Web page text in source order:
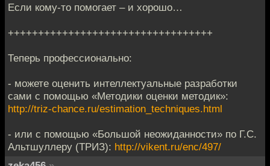
Если кому-то помогает – и хорошо…
++++++++++++++++++++++++++++++++++
Теперь профессионально:
- можете оценить интеллектуальные разработки
сами с помощью «Методики оценки методик»:
http://triz-chance.ru/estimation_techniques.html
- или с помощью «Большой неожиданности» по Г.С.
Альтшуллеру (ТРИЗ): http://vikent.ru/enc/497/